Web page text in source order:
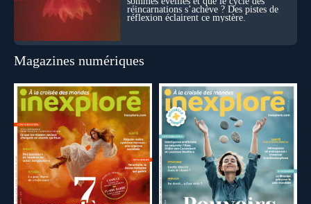
réincarnations s’achève ? Des pistes de
réflexion éclairent ce mystère.
Magazines numériques